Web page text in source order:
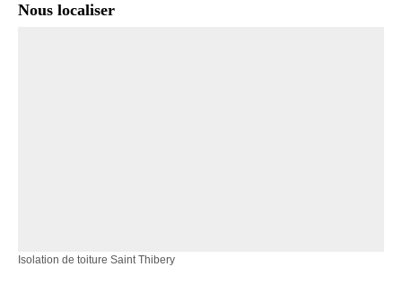
Nous localiser
Isolation de toiture Saint Thibery